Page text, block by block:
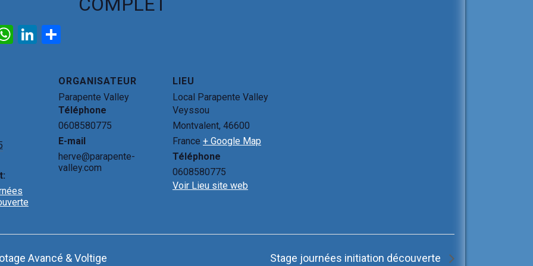
W
Li
ta
g
er
ORGANISATEUR
Parapente Valley
Téléphone
0608580775
E-mail
herve@parapente-
valley.com
LIEU
Local Parapente Valley
Veyssou
Montvalent, 46600
France + Google Map
Téléphone
0608580775
Voir Lieu site web
Avancé & Voltige Stage journées initiation découverte